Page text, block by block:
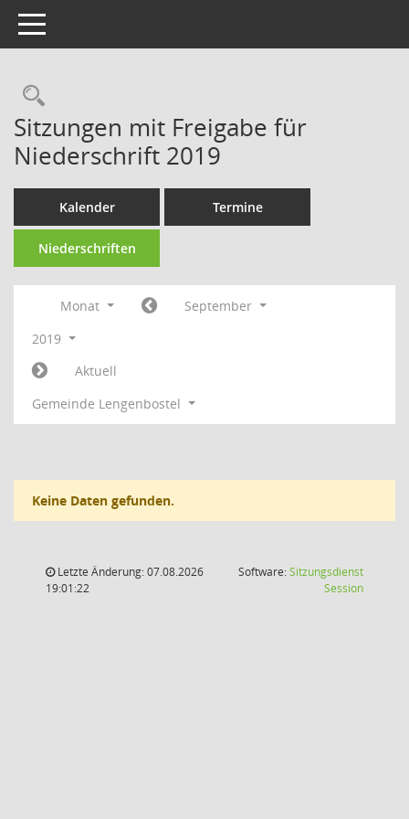
Toggle navigation
Rechercheauswahl
Sitzungen mit Freigabe für
Niederschrift 2019
Kalender Termine
Niederschriften
Monat
September
2019
Aktuell
Gemeinde Lengenbostel
Keine Daten gefunden.
Letzte Änderung: 07.08.2026
19:01:22
Software:Sitzungsdienst
Session(Wird in